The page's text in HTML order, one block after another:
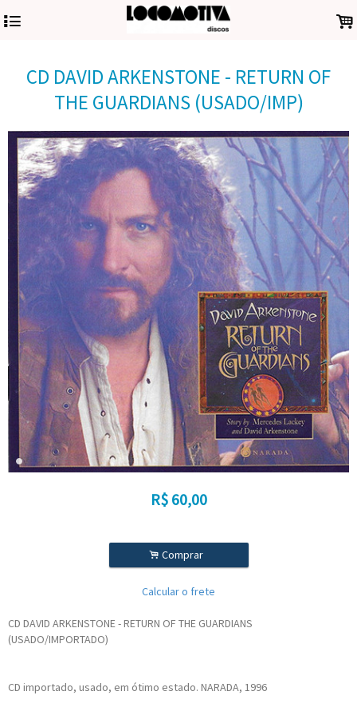
4 .
CD DAVID ARKENSTONE - RETURN OF
THE GUARDIANS (USADO/IMP)
R$ 60,00
. Comprar
Calcular o frete
CD DAVID ARKENSTONE - RETURN OF THE GUARDIANS
(USADO/IMPORTADO)
CD importado, usado, em ótimo estado. NARADA, 1996